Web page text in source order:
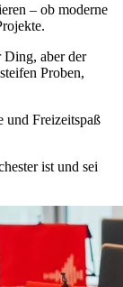
– ob moderne
Ding, aber der
Proben,
und Freizeitspaß
ist und sei